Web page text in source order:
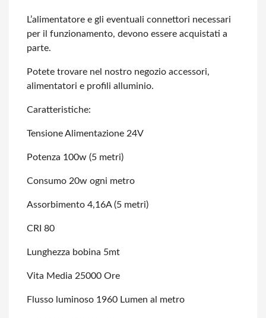
L’alimentatore e gli eventuali connettori necessari
per il funzionamento, devono essere acquistati a
parte.
Potete trovare nel nostro negozio accessori,
alimentatori e profili alluminio.
Caratteristiche:
Tensione Alimentazione 24V
Potenza 100w (5 metri)
Consumo 20w ogni metro
Assorbimento 4,16A (5 metri)
CRI 80
Lunghezza bobina 5mt
Vita Media 25000 Ore
Flusso luminoso 1960 Lumen al metro